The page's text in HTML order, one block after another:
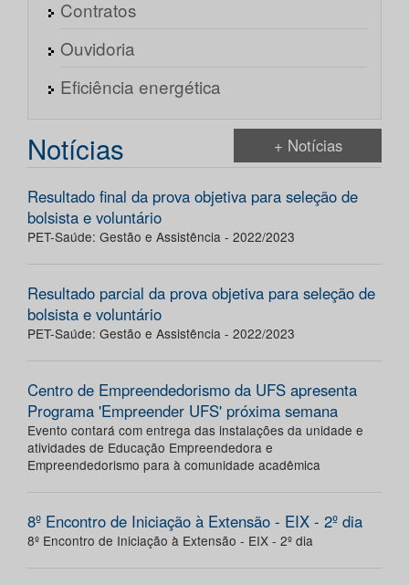
Contratos
Ouvidoria
Eficiência energética
Notícias + Notícias
Resultado final da prova objetiva para seleção de
bolsista e voluntário
PET-Saúde: Gestão e Assistência - 2022/2023
Resultado parcial da prova objetiva para seleção de
bolsista e voluntário
PET-Saúde: Gestão e Assistência - 2022/2023
Centro de Empreendedorismo da UFS apresenta
Programa 'Empreender UFS' próxima semana
Evento contará com entrega das instalações da unidade e
atividades de Educação Empreendedora e
Empreendedorismo para à comunidade acadêmica
8º Encontro de Iniciação à Extensão - EIX - 2º dia
8º Encontro de Iniciação à Extensão - EIX - 2º dia